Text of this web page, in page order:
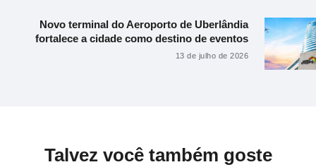
Próximo
post:
Novo terminal do Aeroporto de Uberlândia
fortalece a cidade como destino de eventos
13 de julho de 2026
Talvez você também goste